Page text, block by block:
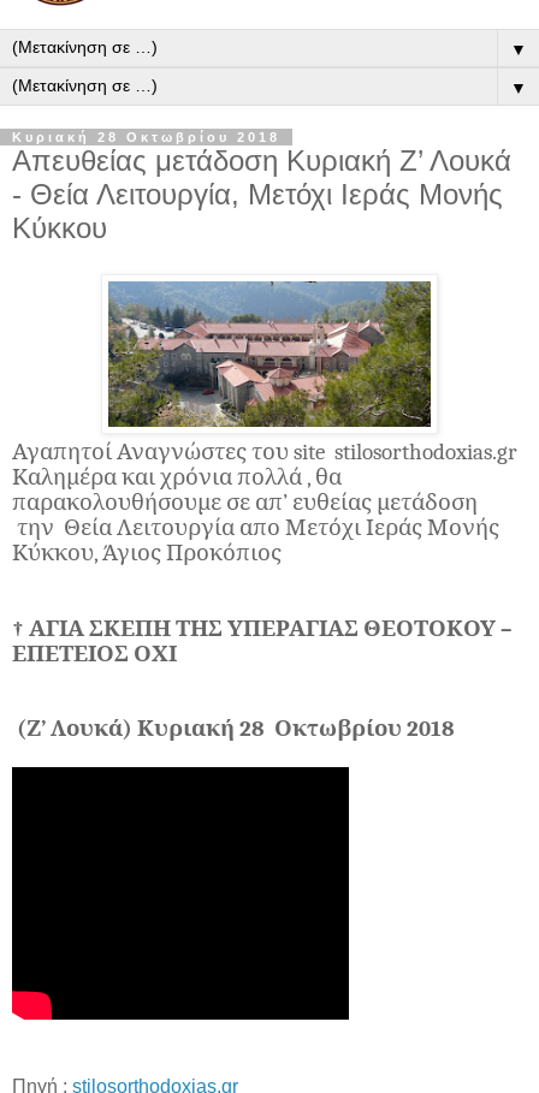
▼
▼
Κυριακή 28 Οκτωβρίου 2018
Απευθείας μετάδοση Κυριακή Ζ’ Λουκά
- Θεία Λειτουργία, Μετόχι Ιεράς Μονής
Κύκκου
Αγαπητοί Αναγνώστες του site stilosorthodoxias.gr
Καλημέρα και χρόνια πολλά , θα
παρακολουθήσουμε σε απ’ ευθείας μετάδοση
την Θεία Λειτουργία απο Μετόχι Ιεράς Μονής
Κύκκου, Άγιος Προκόπιος
† ΑΓΙΑ ΣΚΕΠΗ ΤΗΣ ΥΠΕΡΑΓΙΑΣ ΘΕΟΤΟΚΟΥ –
ΕΠΕΤΕΙΟΣ ΟΧΙ
(Ζ’ Λουκά) Κυριακή 28 Οκτωβρίου 2018
Πηγή : stilosorthodoxias.gr